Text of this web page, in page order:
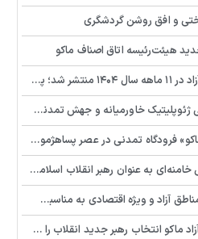
و افق روشن گردشگری
هیئت‌رئیسه اتاق اصناف ماکو
۱۴ درصد رشد کرد
خاورمیانه و جهش تمدنی ایران در افق حکمرانی جدید
فرودگاه تمدنی در عصر پساهژمونی
رهبر انقلاب اسلامی بارقه امید و التیام درد ملت داغدار
به مناسبت انتخاب سومین رهبر انقلاب اسلامی ایران
انتخاب رهبر جدید انقلاب را تبریک گفت